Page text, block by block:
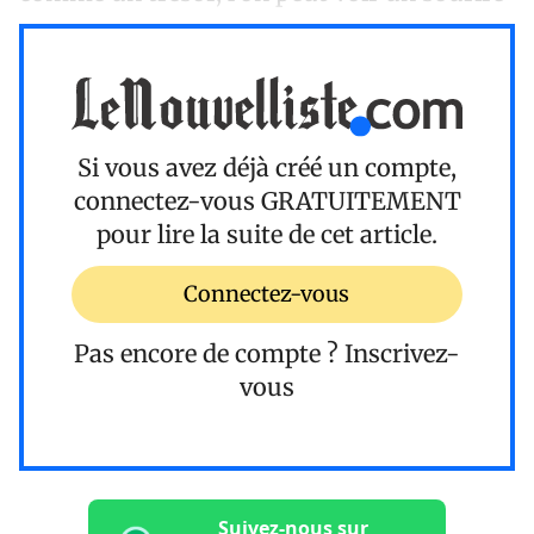
Si vous avez déjà créé un compte,
connectez-vous GRATUITEMENT
pour lire la suite de cet article.
Connectez-vous
Pas encore de compte ? Inscrivez-
vous
Suivez-nous sur